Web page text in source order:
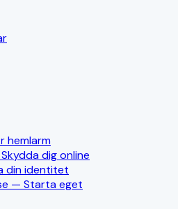
hemlarm
dig online
din identitet
— Starta eget